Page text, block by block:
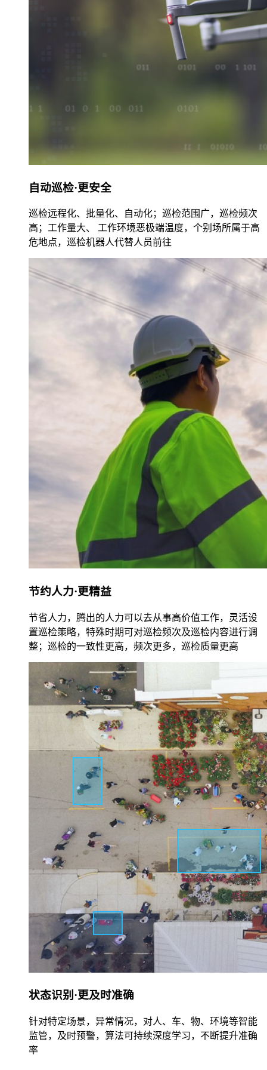
自动巡检·更安全
巡检远程化、批量化、自动化；巡检范围广，巡检频次
高；工作量大、 工作环境恶极端温度，个别场所属于高
危地点，巡检机器人代替人员前往
节约人力·更精益
节省人力，腾出的人力可以去从事高价值工作，灵活设
置巡检策略，特殊时期可对巡检频次及巡检内容进行调
整；巡检的一致性更高，频次更多，巡检质量更高
状态识别·更及时准确
针对特定场景，异常情况，对人、车、物、环境等智能
监管，及时预警，算法可持续深度学习，不断提升准确
率